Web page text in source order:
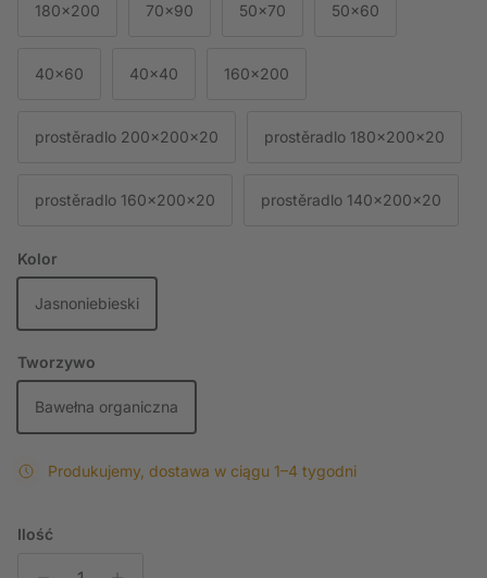
180x200 70x90 50x70 50x60
40x60 40x40 160x200
prostěradlo 200x200x20 prostěradlo 180x200x20
prostěradlo 160x200x20 prostěradlo 140x200x20
Kolor
Jasnoniebieski
Tworzywo
Bawełna organiczna
Produkujemy, dostawa w ciągu 1–4 tygodni
Ilość